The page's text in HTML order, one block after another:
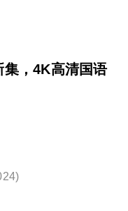
集，4K高清国语